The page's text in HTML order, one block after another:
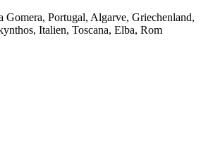
Portugal, Algarve, Griechenland,
Italien, Toscana, Elba, Rom